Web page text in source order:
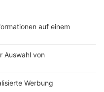
Ihre
YouTube
zu laden!
Service eines
Service kann
Aktivitäten